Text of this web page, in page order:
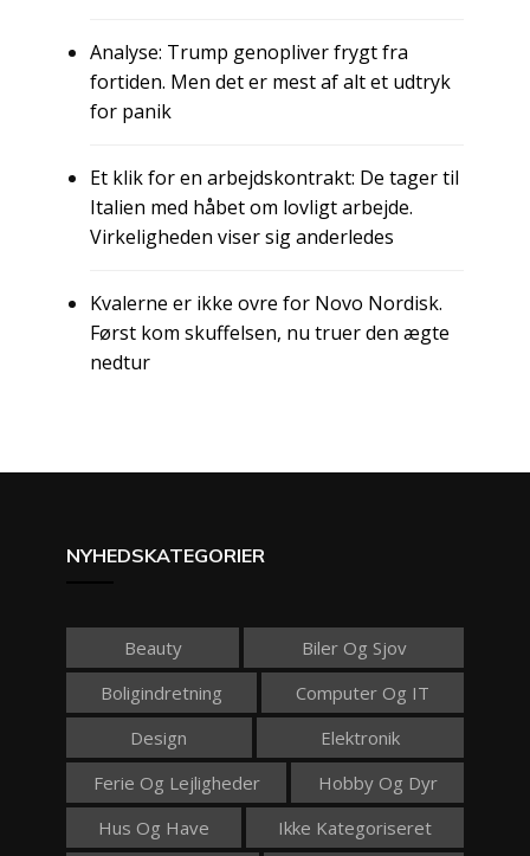
Analyse: Trump genopliver frygt fra
fortiden. Men det er mest af alt et udtryk
for panik
Et klik for en arbejdskontrakt: De tager til
Italien med håbet om lovligt arbejde.
Virkeligheden viser sig anderledes
Kvalerne er ikke ovre for Novo Nordisk.
Først kom skuffelsen, nu truer den ægte
nedtur
NYHEDSKATEGORIER
Beauty
Biler Og Sjov
Boligindretning
Computer Og IT
Design
Elektronik
Ferie Og Lejligheder
Hobby Og Dyr
Hus Og Have
Ikke Kategoriseret